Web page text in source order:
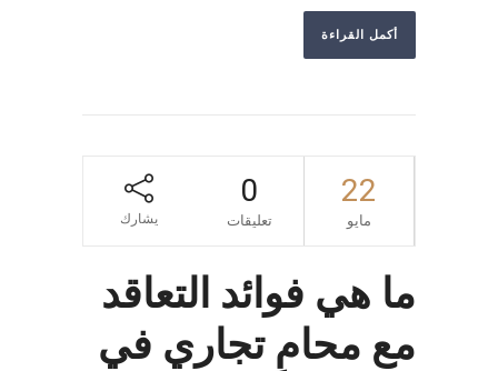
أكمل القراءة
22
مايو
0
تعليقات يشارك
ما هي فوائد التعاقد
مع محامٍ تجاري في